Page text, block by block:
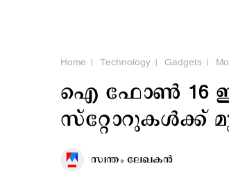
Home Technology Gadgets
ഐ ഫോണ്‍ 16
സ്റ്റോറുകള്‍ക്ക്
സ്വന്തം ലേഖകൻ